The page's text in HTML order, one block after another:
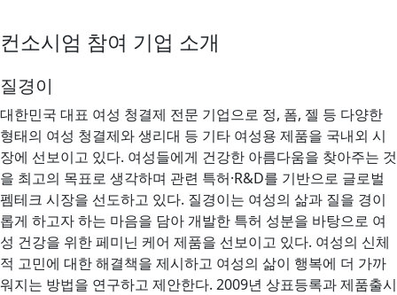
컨소시엄 참여 기업 소개
질경이
대한민국 대표 여성 청결제 전문 기업으로 정, 폼, 젤 등 다양한
형태의 여성 청결제와 생리대 등 기타 여성용 제품을 국내외 시
장에 선보이고 있다. 여성들에게 건강한 아름다움을 찾아주는 것
을 최고의 목표로 생각하며 관련 특허·R&D를 기반으로 글로벌
펨테크 시장을 선도하고 있다. 질경이는 여성의 삶과 질을 경이
롭게 하고자 하는 마음을 담아 개발한 특허 성분을 바탕으로 여
성 건강을 위한 페미닌 케어 제품을 선보이고 있다. 여성의 신체
적 고민에 대한 해결책을 제시하고 여성의 삶이 행복에 더 가까
워지는 방법을 연구하고 제안한다. 2009년 상표등록과 제품출시